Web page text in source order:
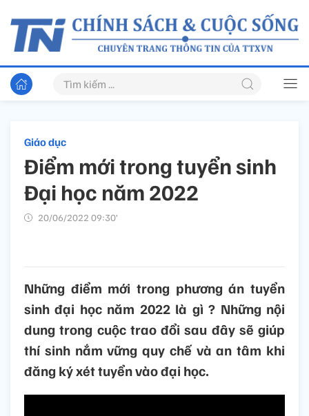
Giáo dục
Điểm mới trong tuyển sinh
Đại học năm 2022
20/06/2022 09:30’
Những điểm mới trong phương án tuyển
sinh đại học năm 2022 là gì ? Những nội
dung trong cuộc trao đổi sau đây sẽ giúp
thí sinh nắm vững quy chế và an tâm khi
đăng ký xét tuyển vào đại học.